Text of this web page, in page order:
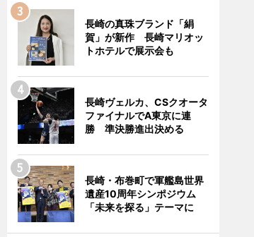
長崎の真珠ブランド「絹
賀」が新作 長崎マリオッ
トホテルで展示会も
長崎ヴェルカ、CSクオータ
ファイナルでA東京に連
勝 準決勝進出決める
長崎・布巻町で軍艦島世界
遺産10周年シンポジウム
「未来を探る」テーマに